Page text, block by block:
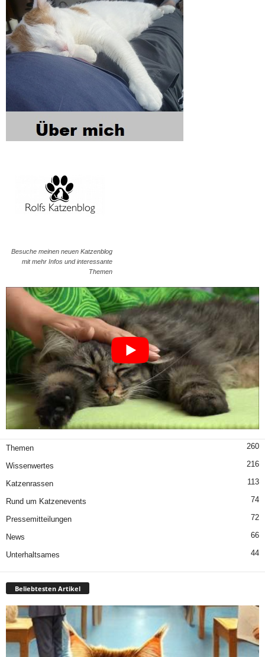
Besuche meinen neuen Katzenblog
mit mehr Infos und interessante
Themen
Themen 260
Wissenwertes 216
Katzenrassen 113
Rund um Katzenevents 74
Pressemitteilungen 72
News 66
Unterhaltsames 44
Beliebtesten Artikel